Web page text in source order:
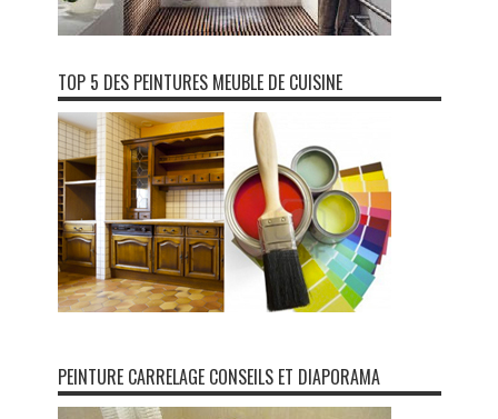
TOP 5 DES PEINTURES MEUBLE DE CUISINE
PEINTURE CARRELAGE CONSEILS ET DIAPORAMA